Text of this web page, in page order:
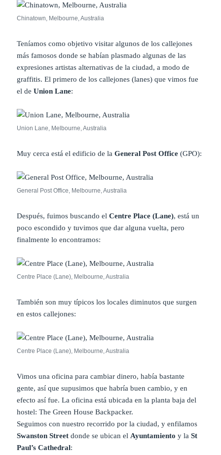
Chinatown, Melbourne, Australia
Teníamos como objetivo visitar algunos de los callejones
más famosos donde se habían plasmado algunas de las
expresiones artistas alternativas de la ciudad, a modo de
graffitis. El primero de los callejones (lanes) que vimos fue
el deUnion Lane:
Union Lane, Melbourne, Australia
Muy cerca está el edificio de laGeneral Post Office (GPO):
General Post Office, Melbourne, Australia
Después, fuimos buscando elCentre Place (Lane), está un
poco escondido y tuvimos que dar alguna vuelta, pero
finalmente lo encontramos:
Centre Place (Lane), Melbourne, Australia
También son muy típicos los locales diminutos que surgen
en estos callejones:
Centre Place (Lane), Melbourne, Australia
Vimos una oficina para cambiar dinero, había bastante
gente, así que supusimos que habría buen cambio, y en
efecto así fue. La oficina está ubicada en la planta baja del
hostel: The Green House Backpacker.
Seguimos con nuestro recorrido por la ciudad, y enfilamos
Swanston Street donde se ubican el Ayuntamiento y laSt
Paul’s Cathedral: